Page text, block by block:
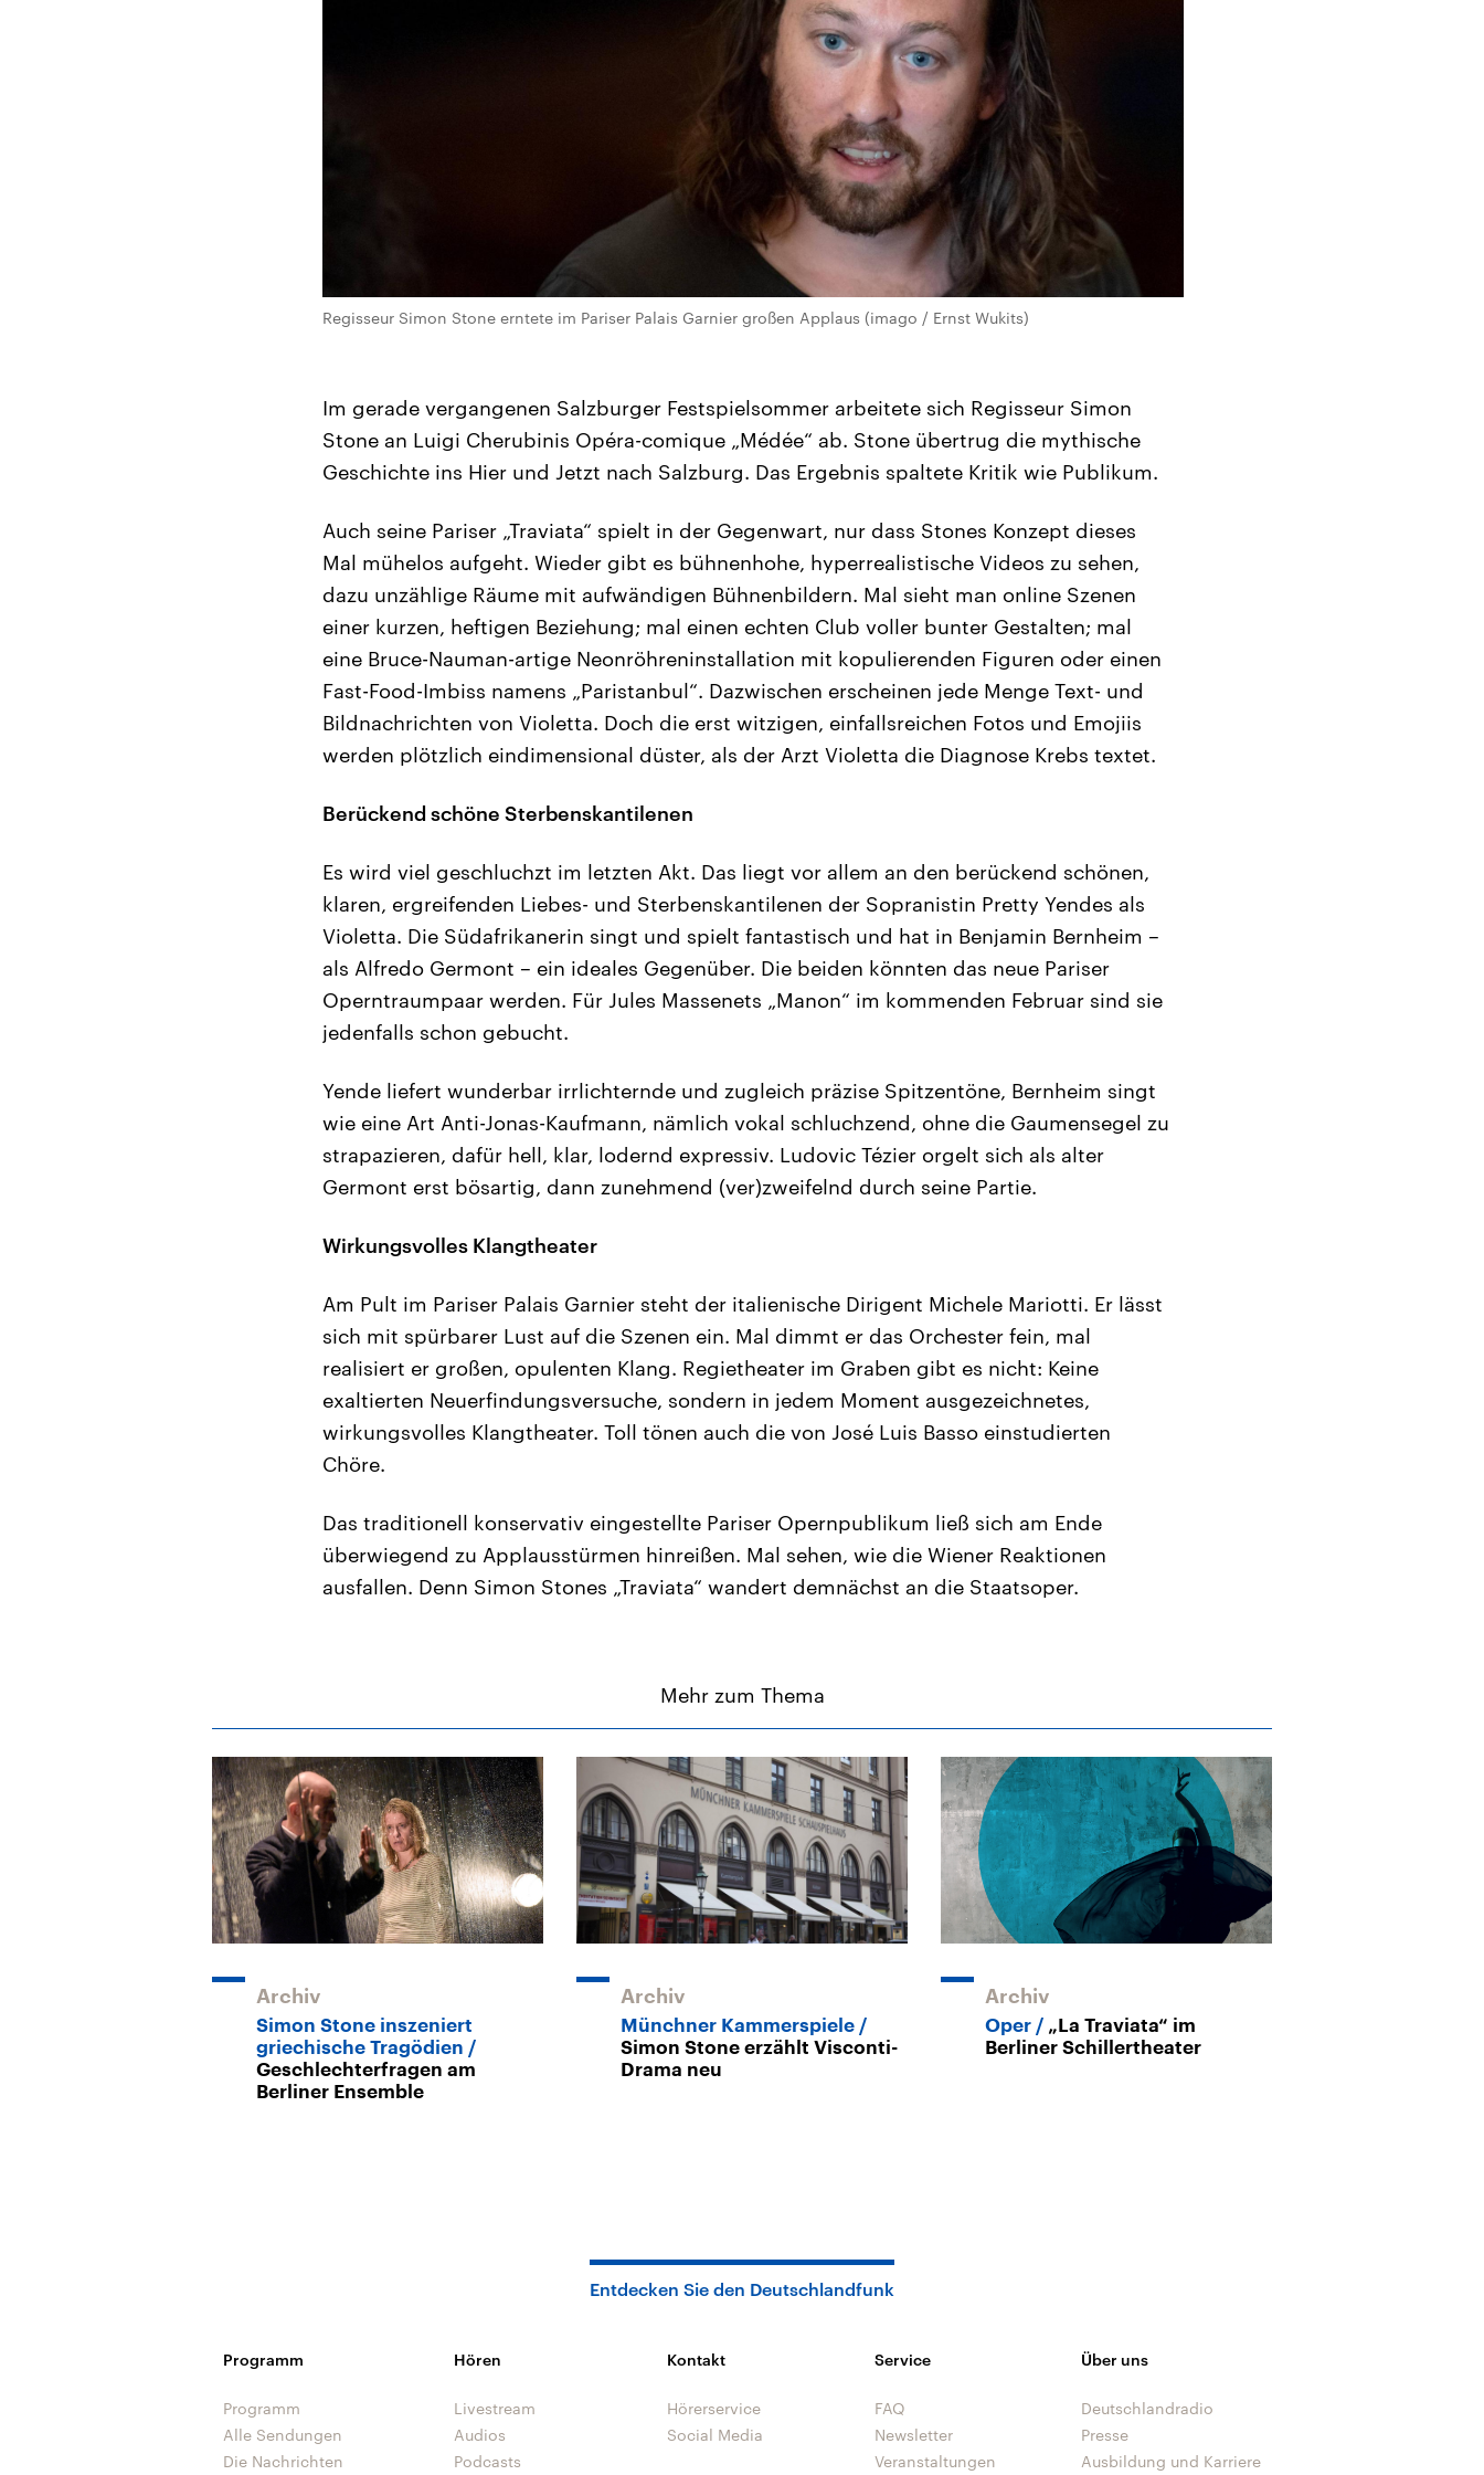
Regisseur Simon Stone erntete im Pariser Palais Garnier großen Applaus (imago / Ernst Wukits)
Im gerade vergangenen Salzburger Festspielsommer arbeitete sich Regisseur Simon
Stone an Luigi Cherubinis Opéra-comique „Médée“ ab. Stone übertrug die mythische
Geschichte ins Hier und Jetzt nach Salzburg. Das Ergebnis spaltete Kritik wie Publikum.
Auch seine Pariser „Traviata“ spielt in der Gegenwart, nur dass Stones Konzept dieses
Mal mühelos aufgeht. Wieder gibt es bühnenhohe, hyperrealistische Videos zu sehen,
dazu unzählige Räume mit aufwändigen Bühnenbildern. Mal sieht man online Szenen
einer kurzen, heftigen Beziehung; mal einen echten Club voller bunter Gestalten; mal
eine Bruce-Nauman-artige Neonröhreninstallation mit kopulierenden Figuren oder einen
Fast-Food-Imbiss namens „Paristanbul“. Dazwischen erscheinen jede Menge Text- und
Bildnachrichten von Violetta. Doch die erst witzigen, einfallsreichen Fotos und Emojiis
werden plötzlich eindimensional düster, als der Arzt Violetta die Diagnose Krebs textet.
Berückend schöne Sterbenskantilenen
Es wird viel geschluchzt im letzten Akt. Das liegt vor allem an den berückend schönen,
klaren, ergreifenden Liebes- und Sterbenskantilenen der Sopranistin Pretty Yendes als
Violetta. Die Südafrikanerin singt und spielt fantastisch und hat in Benjamin Bernheim –
als Alfredo Germont – ein ideales Gegenüber. Die beiden könnten das neue Pariser
Operntraumpaar werden. Für Jules Massenets „Manon“ im kommenden Februar sind sie
jedenfalls schon gebucht.
Yende liefert wunderbar irrlichternde und zugleich präzise Spitzentöne, Bernheim singt
wie eine Art Anti-Jonas-Kaufmann, nämlich vokal schluchzend, ohne die Gaumensegel zu
strapazieren, dafür hell, klar, lodernd expressiv. Ludovic Tézier orgelt sich als alter
Germont erst bösartig, dann zunehmend (ver)zweifelnd durch seine Partie.
Wirkungsvolles Klangtheater
Am Pult im Pariser Palais Garnier steht der italienische Dirigent Michele Mariotti. Er lässt
sich mit spürbarer Lust auf die Szenen ein. Mal dimmt er das Orchester fein, mal
realisiert er großen, opulenten Klang. Regietheater im Graben gibt es nicht: Keine
exaltierten Neuerfindungsversuche, sondern in jedem Moment ausgezeichnetes,
wirkungsvolles Klangtheater. Toll tönen auch die von José Luis Basso einstudierten
Chöre.
Das traditionell konservativ eingestellte Pariser Opernpublikum ließ sich am Ende
überwiegend zu Applausstürmen hinreißen. Mal sehen, wie die Wiener Reaktionen
ausfallen. Denn Simon Stones „Traviata“ wandert demnächst an die Staatsoper.
Mehr zum Thema
Archiv
Simon Stone inszeniert
griechische Tragödien
Geschlechterfragen am
Berliner Ensemble
Archiv
Münchner Kammerspiele
Simon Stone erzählt Visconti-
Drama neu
Archiv
Oper
„La Traviata“ im
Berliner Schillertheater
Entdecken Sie den Deutschlandfunk
Programm
Programm
Alle Sendungen
Die Nachrichten
Hören
Livestream
Audios
Podcasts
Kontakt
Hörerservice
Social Media
Service
FAQ
Newsletter
Veranstaltungen
Über uns
Deutschlandradio
Presse
Ausbildung und Karriere